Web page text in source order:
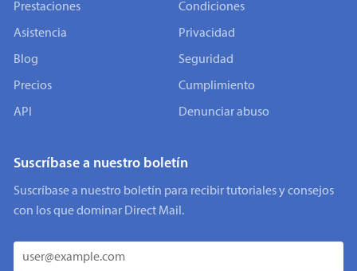
Prestaciones
Asistencia
Blog
Precios
API
Condiciones
Privacidad
Seguridad
Cumplimiento
Denunciar abuso
Suscríbase a nuestro boletín
Suscríbase a nuestro boletín para recibir tutoriales y consejos
con los que dominar Direct Mail.